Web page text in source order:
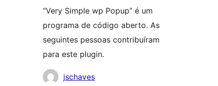
“Very Simple wp Popup” é um
programa de código aberto. As
seguintes pessoas contribuíram
para este plugin.
Colaboradores
jschaves